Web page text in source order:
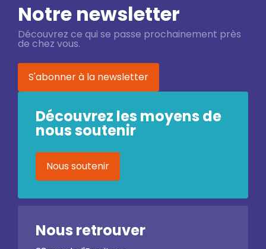
Notre newsletter
Découvrez ce qui se passe prochainement près
de chez vous.
S'abonner à la newsletter
Découvrez les moyens de
nous soutenir
Nous soutenir
Nous retrouver